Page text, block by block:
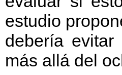
estudio
debería
más allá del